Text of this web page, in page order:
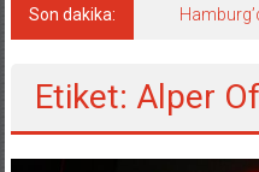
Son dakika:
Etiket: Alper